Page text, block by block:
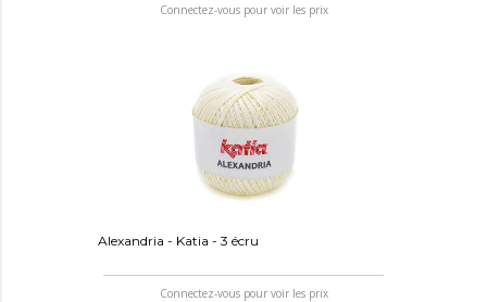
Connectez-vous pour voir les prix
Alexandria - Katia - 3 écru
Connectez-vous pour voir les prix